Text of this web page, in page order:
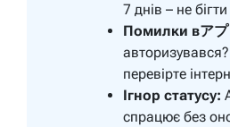
7 днів – не
Помилки вアプ
перевірте
Ігнор статусу:
спрацює без